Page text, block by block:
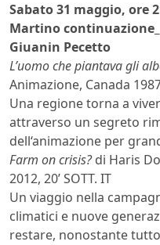
Sabato 31 maggio, ore
Martino
Giuanin Pecetto
L’uomo che piantava gli
Animazione, Canada
Una regione torna a
attraverso un segreto
dell‘animazione per
Farm on crisis?di Haris
2012, 20’ SOTT. IT
Un viaggio nella
climatici e nuove
restare, nonostante